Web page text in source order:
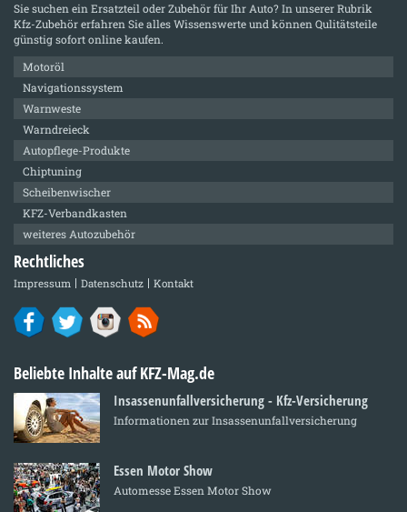
Sie suchen ein Ersatzteil oder Zubehör für Ihr Auto? In unserer Rubrik
Kfz-Zubehörerfahren Sie alles Wissenswerte und können Qulitätsteile
günstig sofort online kaufen.
Motoröl
Navigationssystem
Warnweste
Warndreieck
Autopflege-Produkte
Chiptuning
Scheibenwischer
KFZ-Verbandkasten
weiteres Autozubehör
Rechtliches
Impressum Datenschutz Kontakt
Beliebte Inhalte auf KFZ-Mag.de
Insassenunfallversicherung - Kfz-Versicherung
Informationen zur Insassenunfallversicherung
Essen Motor Show
Automesse Essen Motor Show